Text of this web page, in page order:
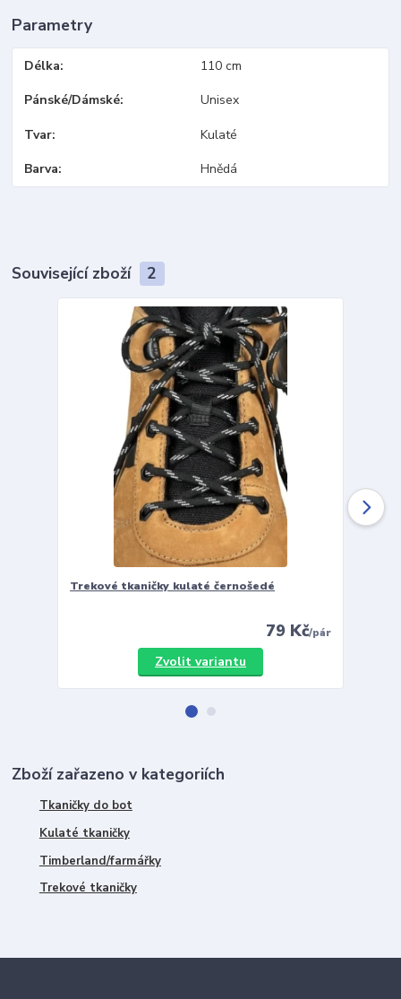
Parametry
Délka 110 cm
Pánské/Dámské Unisex
Tvar Kulaté
Barva Hnědá
Související zboží 2
Trekové tkaničky kulaté černošedé
79 Kč/pár
Zvolit variantu
Zboží zařazeno v kategoriích
Tkaničky do bot
Kulaté tkaničky
Timberland/farmářky
Trekové tkaničky